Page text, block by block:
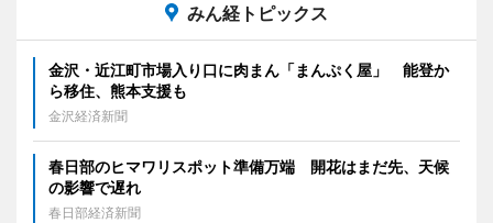
みん経トピックス
金沢・近江町市場入り口に肉まん「まんぷく屋」 能登か
ら移住、熊本支援も
金沢経済新聞
春日部のヒマワリスポット準備万端 開花はまだ先、天候
の影響で遅れ
春日部経済新聞